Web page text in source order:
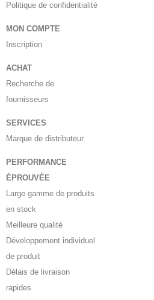
Politique de confidentialité
MON COMPTE
Inscription
ACHAT
Recherche de
fournisseurs
SERVICES
Marque de distributeur
PERFORMANCE
ÉPROUVÉE
Large gamme de produits
en stock
Meilleure qualité
Développement individuel
de produit
Délais de livraison
rapides